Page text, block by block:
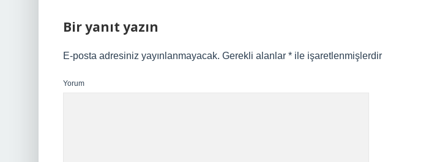
Bir yanıt yazın
E-posta adresiniz yayınlanmayacak. Gerekli alanlar * ile işaretlenmişlerdir
Yorum